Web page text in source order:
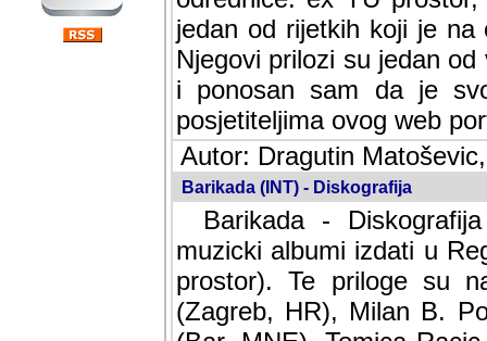
jedan od rijetkih koji je
Njegovi prilozi su jedan
i ponosan sam da je
posjetiteljima ovog web
Autor: Dragutin
Barikada (INT) - Diskografija
Barikada -
muzicki albumi izdati u
prostor). Te priloge su
(Zagreb, HR), Milan B.